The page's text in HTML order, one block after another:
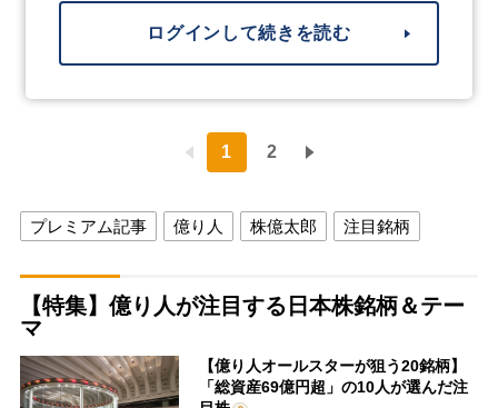
ログインして続きを読む
1 2
プレミアム記事 億り人 株億太郎 注目銘柄
【特集】億り人が注目する日本株銘柄＆テー
マ
【億り人オールスターが狙う20銘柄】
「総資産69億円超」の10人が選んだ注